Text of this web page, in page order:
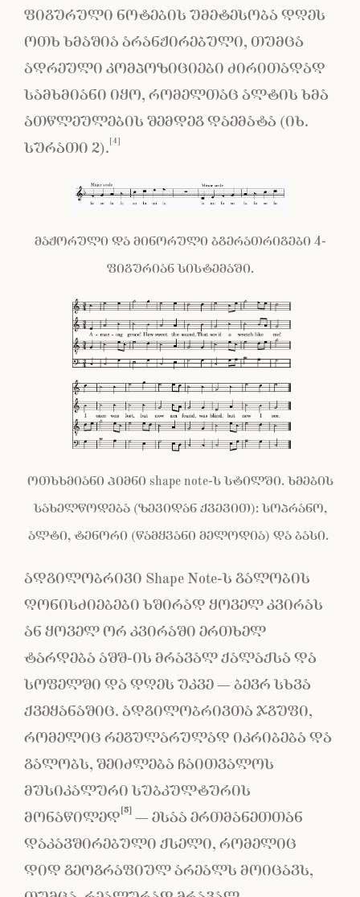
ფიგურული ნოტების უმეტესობა დღეს
ოთხ ხმაშია არანჟირებული, თუმცა
ადრეული კომპოზიციები ძირითადად
სამხმიანი იყო, რომელთაც ალტის ხმა
ათწლეულების შემდეგ დაემატა (იხ.
სურათი 2). [4]
მაჟორული და მინორული ბგერათრიგები 4-
ფიგურიან სისტემაში.
ოთხხმიანი ჰიმნი shape note-ს სტილში. ხმების
სახელწოდება (ზევიდან ქვევით): სოპრანო,
ალტი, ტენორი (წამყვანი მელოდია) და ბასი.
ადგილობრივი Shape Note-ს გალობის
ღონისძიებები ხშირად ყოველ კვირას
ან ყოველ ორ კვირაში ერთხელ
ტარდება აშშ-ის მრავალ ქალაქსა და
სოფელში და დღეს უკვე − ბევრ სხვა
ქვეყანაშიც. ადგილობრივთა ჯგუფი,
რომელიც რეგულარულად იკრიბება და
გალობს, შეიძლება ჩაითვალოს
მუსიკალური სუბკულტურის
მონაწილედ[5] − ესაა ერთმანეთთან
დაკავშირებული ქსელი, რომელიც
დიდ გეოგრაფიულ არეალს მოიცავს,